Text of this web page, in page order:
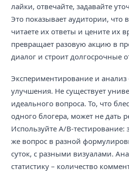
лайки, отвечайте, задавайте
Это показывает аудитории, что
читаете их ответы и цените их
превращает разовую акцию в
диалог и строит долгосрочные
Экспериментирование и анализ
улучшения. Не существует
идеального вопроса. То, что
одного блогера, может не дать
Используйте A/B-тестирование:
же вопрос в разной
суток, с разными визуалами.
статистику – количество